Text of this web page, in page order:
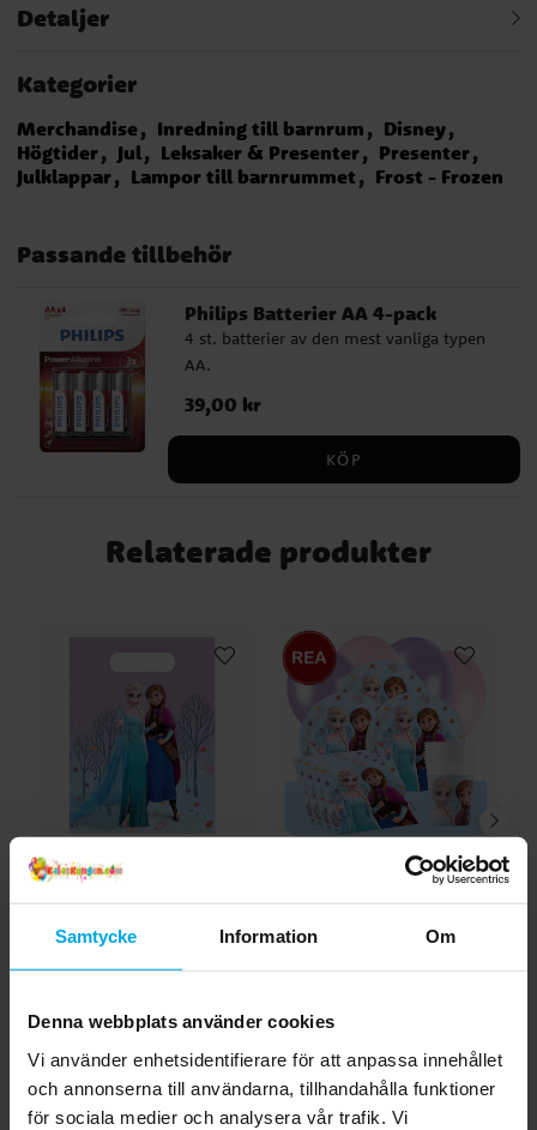
Samtycke Information Om
Denna webbplats använder cookies
Vi använder enhetsidentifierare för att anpassa innehållet
och annonserna till användarna, tillhandahålla funktioner
för sociala medier och analysera vår trafik. Vi
Detaljer
Kategorier
Merchandise Inredning till barnrum
Disney
Högtider
Jul Leksaker & Presenter
Presenter
Julklappar
Lampor till barnrummet Frost - Frozen
Passande tillbehör
Philips Batterier AA 4-pack
4 st. batterier av den mest vanliga typen
AA.
Pris:39,00 kr
39,00 kr
KÖP
Relaterade produkter
Disney Frost Kalaspåsar
Pris:19,00 kr
19,00 kr
Disney Frost -
Kalaspaket 8-24
Nuvarande pris:
199,00 kr
189,00 kr 199,00 kr
Andra köpte även